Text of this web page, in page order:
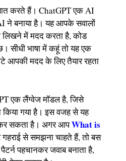
करते हैं। ChatGPT एक AI
ने बनाया है। यह आपके सवालों
लिखने में मदद करता है, कोड
सीधी भाषा में कहूं तो यह एक
आपकी मदद के लिए तैयार रहता
एक लैंग्वेज मॉडल है, जिसे
किया गया है। इस वजह से यह
कर सकता है। अगर आपWhat is
से समझना चाहते हैं, तो बस
पहचानकर जवाब बनाता है,